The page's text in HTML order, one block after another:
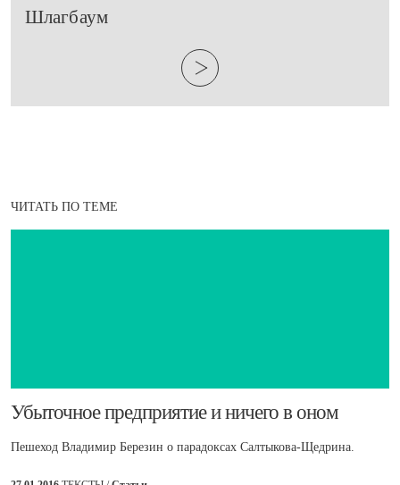
​Шлагбаум
ЧИТАТЬ ПО ТЕМЕ
​Убыточное предприятие и ничего в оном
Пешеход Владимир Березин о парадоксах Салтыкова-Щедрина.